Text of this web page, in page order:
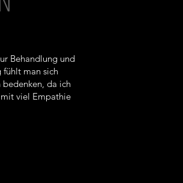
Behandlung und
fühlt man sich
da ich
viel Empathie